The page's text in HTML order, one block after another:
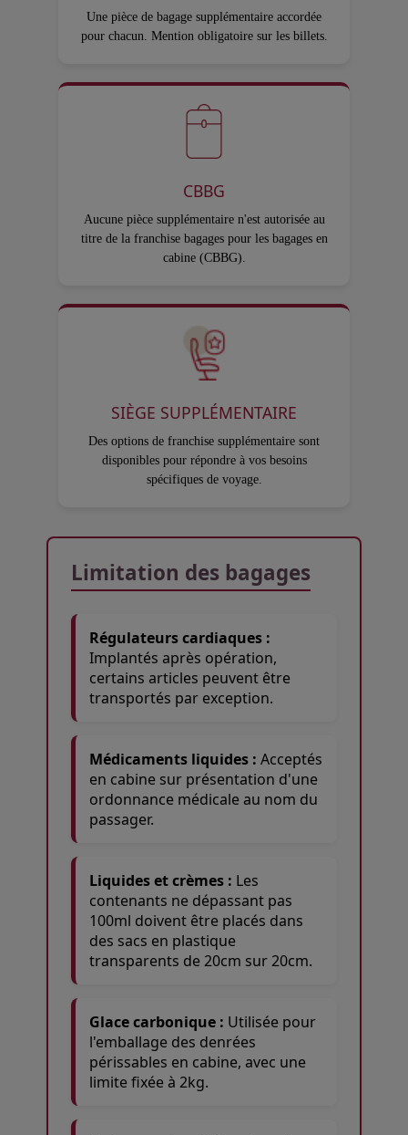
Une pièce de bagage supplémentaire accordée
pour chacun. Mention obligatoire sur les billets.
CBBG
Aucune pièce supplémentaire n'est autorisée au
titre de la franchise bagages pour les bagages en
cabine (CBBG).
SIÈGE SUPPLÉMENTAIRE
Des options de franchise supplémentaire sont
disponibles pour répondre à vos besoins
spécifiques de voyage.
Limitation des bagages
Régulateurs cardiaques :
Implantés après opération,
certains articles peuvent être
transportés par exception.
Médicaments liquides : Acceptés
en cabine sur présentation d'une
ordonnance médicale au nom du
passager.
Liquides et crèmes : Les
contenants ne dépassant pas
100ml doivent être placés dans
des sacs en plastique
transparents de 20cm sur 20cm.
Glace carbonique : Utilisée pour
l'emballage des denrées
périssables en cabine, avec une
limite fixée à 2kg.